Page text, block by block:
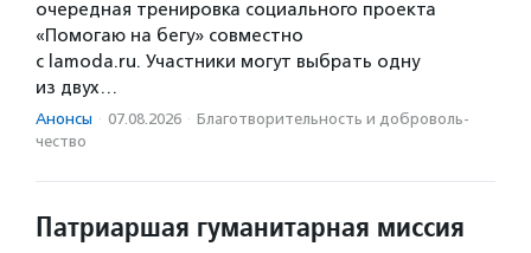
очередная тренировка социального проекта
«Помогаю на бегу» совместно
с lamoda.ru. Участники могут выбрать одну
из двух…
Анонсы · 07.08.2026 · Благотвори­тель­ность и доброволь­
чест­во
Патриаршая гуманитарная миссия